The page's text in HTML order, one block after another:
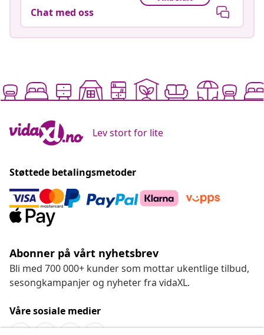
Chat med oss
Lev stort for lite
Støttede betalingsmetoder
Abonner på vårt nyhetsbrev
Bli med 700 000+ kunder som mottar ukentlige tilbud,
sesongkampanjer og nyheter fra vidaXL.
Våre sosiale medier